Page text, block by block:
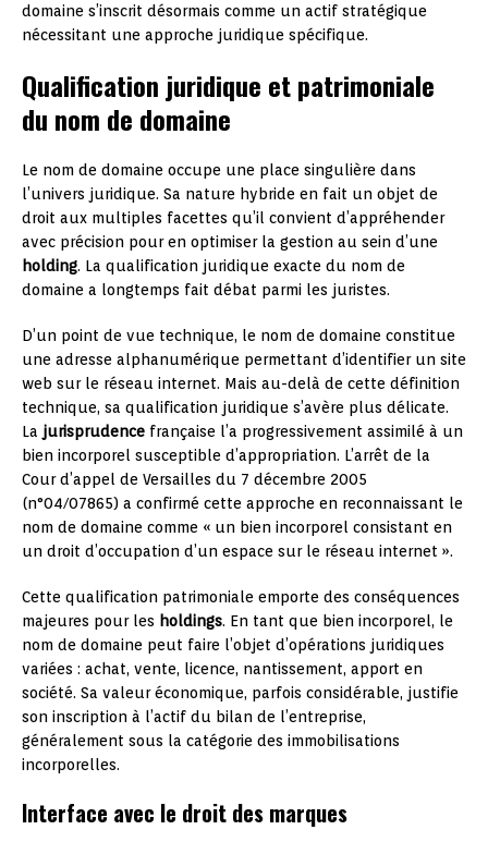
domaine s’inscrit désormais comme un actif stratégique
nécessitant une approche juridique spécifique.
Qualification juridique et patrimoniale
du nom de domaine
Le nom de domaine occupe une place singulière dans
l’univers juridique. Sa nature hybride en fait un objet de
droit aux multiples facettes qu’il convient d’appréhender
avec précision pour en optimiser la gestion au sein d’une
holding. La qualification juridique exacte du nom de
domaine a longtemps fait débat parmi les juristes.
D’un point de vue technique, le nom de domaine constitue
une adresse alphanumérique permettant d’identifier un site
web sur le réseau internet. Mais au-delà de cette définition
technique, sa qualification juridique s’avère plus délicate.
La jurisprudence française l’a progressivement assimilé à un
bien incorporel susceptible d’appropriation. L’arrêt de la
Cour d’appel de Versailles du 7 décembre 2005
(n°04/07865) a confirmé cette approche en reconnaissant le
nom de domaine comme « un bien incorporel consistant en
un droit d’occupation d’un espace sur le réseau internet ».
Cette qualification patrimoniale emporte des conséquences
majeures pour les holdings. En tant que bien incorporel, le
nom de domaine peut faire l’objet d’opérations juridiques
variées : achat, vente, licence, nantissement, apport en
société. Sa valeur économique, parfois considérable, justifie
son inscription à l’actif du bilan de l’entreprise,
généralement sous la catégorie des immobilisations
incorporelles.
Interface avec le droit des marques